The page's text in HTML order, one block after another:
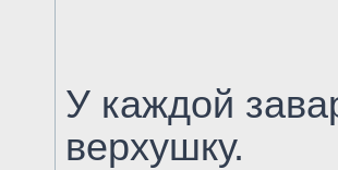
У каждой
верхушку.